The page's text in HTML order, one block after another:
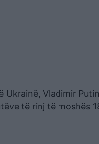
Vladimir
të rinj të moshës